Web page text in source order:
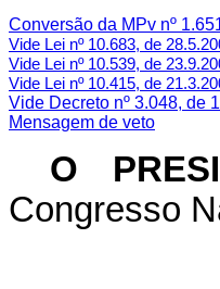
Conversão da MPv nº
Vide Lei nº 10.683, de
Vide Lei nº 10.539, de
Vide Lei nº 10.415, de
Vide Decreto nº 3.048, de
Mensagem de veto
O
Congresso